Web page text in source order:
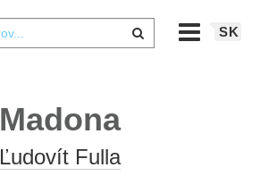
SK
Madona
Ľudovít Fulla